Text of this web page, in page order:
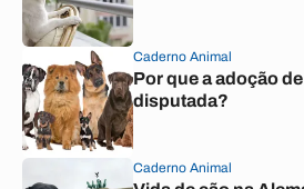
Caderno Animal
Por que a adoção
disputada?
Caderno Animal